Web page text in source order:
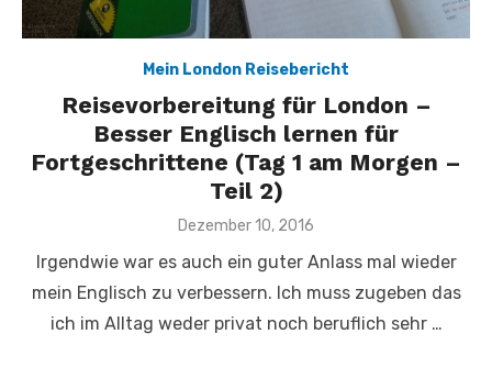
Mein London Reisebericht
Reisevorbereitung für London –
Besser Englisch lernen für
Fortgeschrittene (Tag 1 am Morgen –
Teil 2)
Veröffentlicht
Dezember 10, 2016
Irgendwie war es auch ein guter Anlass mal wieder
mein Englisch zu verbessern. Ich muss zugeben das
ich im Alltag weder privat noch beruflich sehr …